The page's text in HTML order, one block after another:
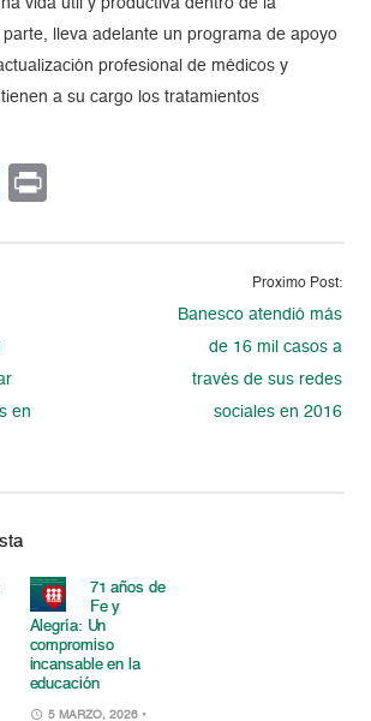
vida útil y productiva dentro de la
lleva adelante un programa de apoyo
profesional de médicos y
a su cargo los tratamientos
LinkedIn
en
Proximo Post:
Banesco atendió más
de 16 mil casos a
través de sus redes
sociales en 2016
71 años de
Fe y
Alegría: Un
compromiso
incansable en la
educación
5 MARZO, 2026 •